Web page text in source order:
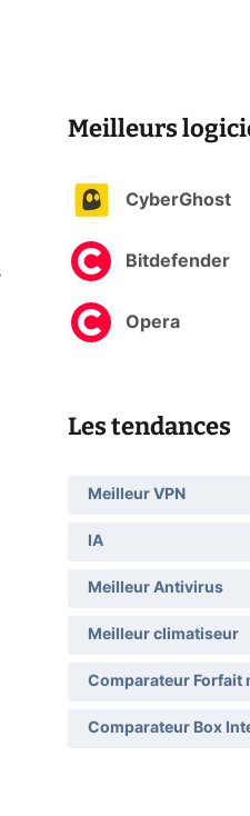
Meilleurs
CyberGhost
Bitdefender
Opera
Les tendances
Meilleur VPN
IA
Meilleur Antivirus
Meilleur climatiseur
Comparateur Forfait
Comparateur Box